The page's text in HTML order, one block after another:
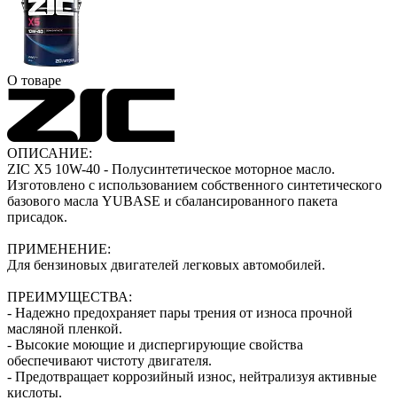
О товаре
ОПИСАНИЕ:
ZIC X5 10W-40 - Полусинтетическое моторное масло.
Изготовлено с использованием собственного синтетического
базового масла YUBASE и сбалансированного пакета
присадок.
ПРИМЕНЕНИЕ:
Для бензиновых двигателей легковых автомобилей.
ПРЕИМУЩЕСТВА:
- Надежно предохраняет пары трения от износа прочной
масляной пленкой.
- Высокие моющие и диспергирующие свойства
обеспечивают чистоту двигателя.
- Предотвращает коррозийный износ, нейтрализуя активные
кислоты.